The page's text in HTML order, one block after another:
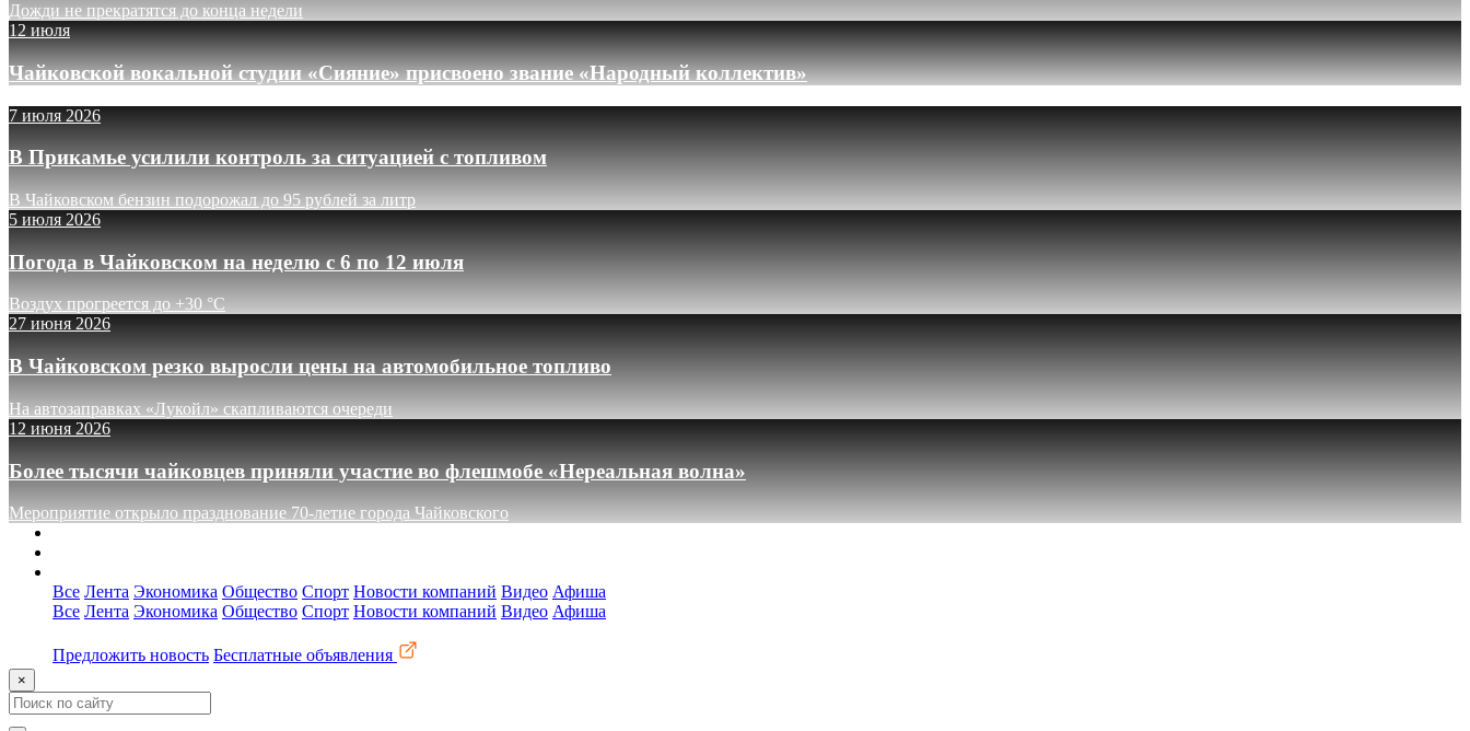
Дожди не прекратятся до конца недели
12 июля
Чайковской вокальной студии «Сияние» присвоено звание «Народный коллектив»
7 июля 2026
В Прикамье усилили контроль за ситуацией с топливом
В Чайковском бензин подорожал до 95 рублей за литр
5 июля 2026
Погода в Чайковском на неделю с 6 по 12 июля
Воздух прогреется до +30 °C
27 июня 2026
В Чайковском резко выросли цены на автомобильное топливо
На автозаправках «Лукойл» скапливаются очереди
12 июня 2026
Более тысячи чайковцев приняли участие во флешмобе «Нереальная волна»
Мероприятие открыло празднование 70-летие города Чайковского
Все Лента Экономика Общество Спорт Новости компаний Видео Афиша
Все Лента Экономика Общество Спорт Новости компаний Видео Афиша
Предложить новость Бесплатные объявления
×